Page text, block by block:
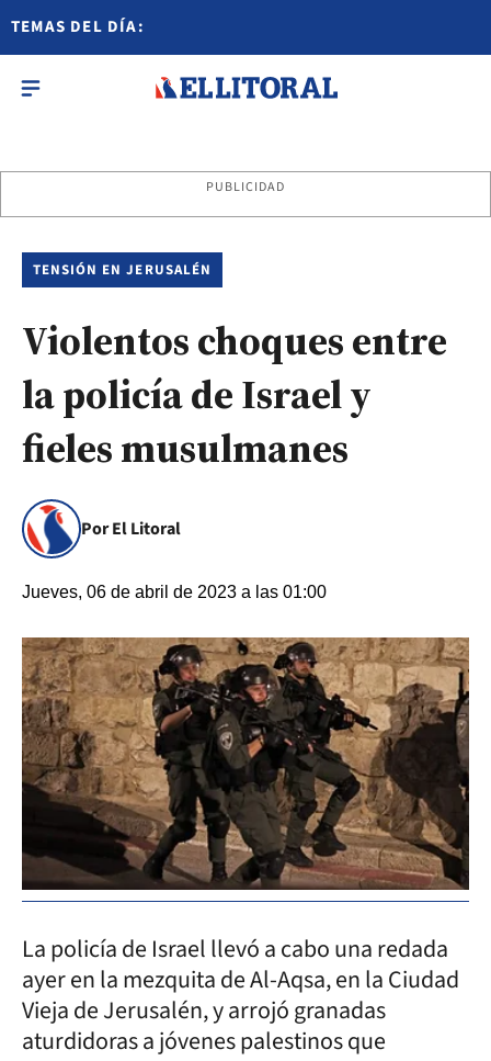
TEMAS DEL DÍA:
PUBLICIDAD
TENSIÓN EN JERUSALÉN
Violentos choques entre
la policía de Israel y
fieles musulmanes
Por El Litoral
Jueves, 06 de abril de 2023 a las 01:00
La policía de Israel llevó a cabo una redada
ayer en la mezquita de Al-Aqsa, en la Ciudad
Vieja de Jerusalén, y arrojó granadas
aturdidoras a jóvenes palestinos que